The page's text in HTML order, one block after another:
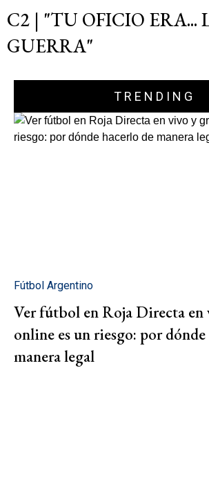
C2 | "TU OFICIO ERA...
GUERRA"
TRENDING
Fútbol Argentino
Ver fútbol en Roja Directa en
online es un riesgo: por
manera legal